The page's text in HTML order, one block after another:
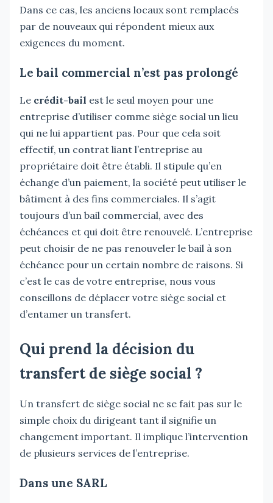
Dans ce cas, les anciens locaux sont remplacés
par de nouveaux qui répondent mieux aux
exigences du moment.
Le bail commercial n’est pas prolongé
Le crédit-bail est le seul moyen pour une
entreprise d’utiliser comme siège social un lieu
qui ne lui appartient pas. Pour que cela soit
effectif, un contrat liant l’entreprise au
propriétaire doit être établi. Il stipule qu’en
échange d’un paiement, la société peut utiliser le
bâtiment à des fins commerciales. Il s’agit
toujours d’un bail commercial, avec des
échéances et qui doit être renouvelé. L’entreprise
peut choisir de ne pas renouveler le bail à son
échéance pour un certain nombre de raisons. Si
c’est le cas de votre entreprise, nous vous
conseillons de déplacer votre siège social et
d’entamer un transfert.
Qui prend la décision du
transfert de siège social ?
Un transfert de siège social ne se fait pas sur le
simple choix du dirigeant tant il signifie un
changement important. Il implique l’intervention
de plusieurs services de l’entreprise.
Dans une SARL